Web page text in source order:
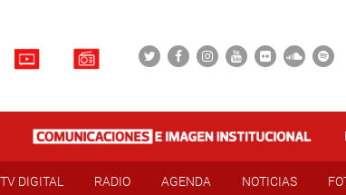
TV DIGITAL RADIO AGENDA NOTICIAS